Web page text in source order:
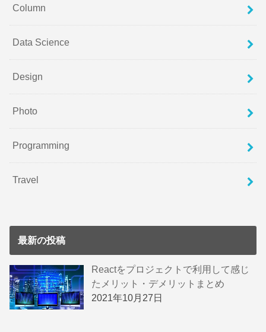
Column
Data Science
Design
Photo
Programming
Travel
最新の投稿
Reactをプロジェクトで利用して感じ
たメリット・デメリットまとめ
2021年10月27日